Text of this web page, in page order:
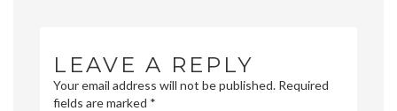
LEAVE A REPLY
Your email address will not be published. Required
fields are marked *